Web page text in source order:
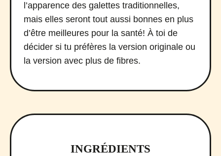
l’apparence des galettes traditionnelles,
mais elles seront tout aussi bonnes en plus
d’être meilleures pour la santé! À toi de
décider si tu préfères la version originale ou
la version avec plus de fibres.
INGRÉDIENTS